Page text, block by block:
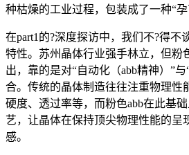
种枯燥的工业过程，包装成了一种“孕
在part1的?深度探访中，我们不?得不
特性。苏州晶体行业强手林立，但粉
出，靠的是对“自动化（abb精神）”
合。传统的晶体制造往往注重物理性
硬度、透过率等，而粉色abb在此基
艺，让晶体在保持顶尖物理性能的呈
感。